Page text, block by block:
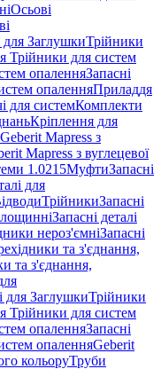
Осьові
для ЗаглушкиТрійники
Трійники для систем
опаленняЗапасні
опаленняПриладдя
для системКомплекти
Кріплення для
Geberit Mapress з
Mapress з вуглецевої
1.0215МуфтиЗапасні
для
ТрійникиЗапасні
Запасні деталі
нероз'ємніЗапасні
та з'єднання,
та з'єднання,
для ЗаглушкиТрійники
Трійники для систем
опаленняЗапасні
опаленняGeberit
кольоруТруби